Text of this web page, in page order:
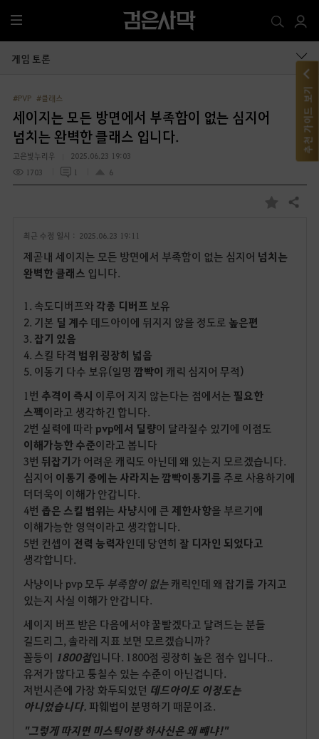
전
체
메
게임 토론
#PVP #클래스
세이지는 모든 방면에서 부족함이 없는 심지어
넘치는 완벽한 클래스 입니다.
고은빛누리우
2025.06.23 19:03
1703
1 6
즐
기
공유하기
최근 수정 일시 : 2025.06.23 19:11
제곧내 세이지는 모든 방면에서 부족함이 없는 심지어 넘치는
완벽한 클래스 입니다.
1. 속도디버프와 각종 디버프 보유
2. 기본 딜 계수 데드아이에 뒤지지 않을 정도로 높은편
3. 잡기 있음
4. 스킬 타격 범위 굉장히 넓음
5. 이동기 다수 보유(일명 깜빡이 캐릭 심지어 무적)
1번 추격이 즉시 이루어 지지 않는다는 점에서는 필요한
스펙이라고 생각하긴 합니다.
2번 실력에 따라 pvp에서 딜량이 달라질수 있기에 이점도
이해가능한 수준이라고 봅니다
3번 뒤잡기가 어려운 캐릭도 아닌데 왜 있는지 모르겠습니다.
심지어 이동기 중에는 사라지는 깜빡이동기를 주로 사용하기에
더더욱이 이해가 안갑니다.
4번 좁은 스킬 범위는 사냥시에 큰 제한사항을 부르기에
이해가능한 영역이라고 생각합니다.
5번 컨셉이 전력 능력자인데 당연히 잘 디자인 되었다고
생각합니다.
사냥이나 pvp 모두 부족함이 없는캐릭인데 왜 잡기를 가지고
있는지 사실 이해가 안갑니다.
세이지 버프 받은 다음에서야 꿀빨겠다고 달려드는 분들
길드리그, 솔라레 지표 보면 모르겠습니까?
꼴등이 1800점입니다. 1800점 굉장히 높은 점수 입니다..
유저가 많다고 퉁칠수 있는 수준이 아닌겁니다.
저번시즌에 가장 화두되었던 데드아이도 이정도는
아니었습니다. 파훼법이 분명하기 때문이죠.
"그렇게 따지면 미스틱이랑 하사신은 왜 뺴냐!"
추천 가이드 보기